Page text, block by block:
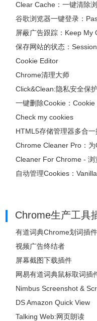
Clear Cache：一键清除
谷歌浏览器一键登录：
屏蔽广告跟踪：Keep My
保存网站的状态：
Cookie Editor
Chrome清理大师
Click&Clean:隐私安全保
一键删除Cookie：
Check my cookies
HTML5存储管理器多合一
Chrome Cleaner Pro：
Cleaner For Chrome - 浏
自动管理Cookies：Vanilla
Chrome生产工具
有道词典Chrome划词插件
视频广告终结者
屏幕截图下载插件
网易有道词典鼠标取词插
Nimbus Screenshot &
DS Amazon Quick View
Talking Web:网页朗读